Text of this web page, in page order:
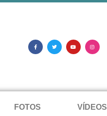
FOTOS VÍDEOS